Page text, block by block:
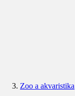
Zoo a akvaristika